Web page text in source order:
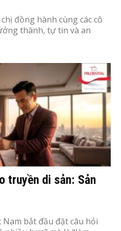
đồng hành cùng các cô
thành, tự tin và an
truyền di sản: Sản
bắt đầu đặt câu hỏi